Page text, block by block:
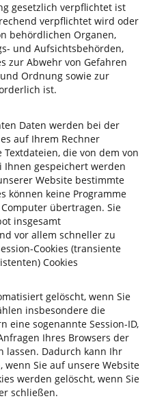
gesetzlich verpflichtet ist
verpflichtet wird oder
behördlichen Organen,
und Aufsichtsbehörden,
zur Abwehr von Gefahren
Ordnung sowie zur
ist.
Daten werden bei der
auf Ihrem Rechner
die von dem von
Ihnen gespeichert werden
Website bestimmte
können keine Programme
übertragen. Sie
insgesamt
vor allem schneller zu
Cookies (transiente
Cookies
gelöscht, wenn Sie
insbesondere die
eine sogenannte Session-ID,
Ihres Browsers der
lassen. Dadurch kann Ihr
Sie auf unsere Website
werden gelöscht, wenn Sie
schließen.